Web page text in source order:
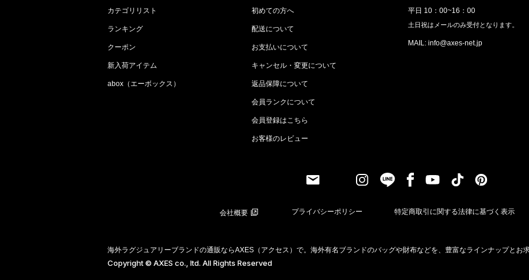
カテゴリリスト
ランキング
クーポン
新入荷アイテム
abox（エーボックス）
初めての方へ
配送について
お支払いについて
キャンセル・変更について
返品保障について
会員ランクについて
会員登録はこちら
お客様のレビュー
平日 10：00~16：00
土日祝はメールのみ受付となります。
MAIL: info@axes-net.jp
会社概要 プライバシーポリシー 特定商取引に関する法律に基づく表示
海外ラグジュアリーブランドの通販ならAXES（アクセス）で。海外有名ブランドのバッグや財布などを、豊富なラインナップとお
Copyright © AXES co., ltd. All Rights Reserved